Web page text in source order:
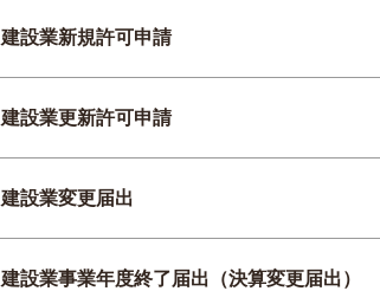
建設業新規許可申請
建設業更新許可申請
建設業変更届出
建設業事業年度終了届出（決算変更届出）